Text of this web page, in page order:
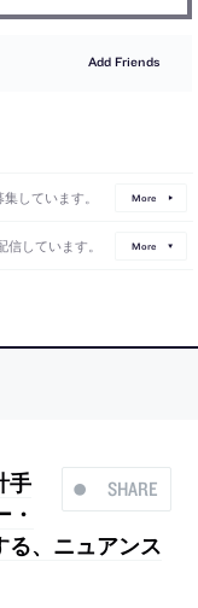
Add Friends
しています。 More
しています。 More
SHARE
手
る、ニュアンス